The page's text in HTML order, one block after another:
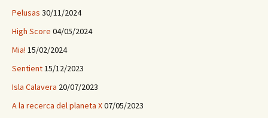
Pelusas 30/11/2024
High Score 04/05/2024
Mia! 15/02/2024
Sentient15/12/2023
Isla Calavera 20/07/2023
A la recerca del planeta X07/05/2023